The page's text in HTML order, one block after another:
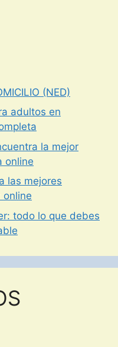
(NED)
adultos en
la mejor
online
las mejores
online
todo lo que debes